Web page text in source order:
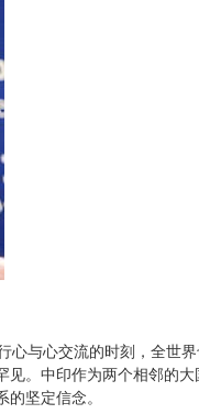
与心交流的时刻，全世界
见。中印作为两个相邻的大
坚定信念。